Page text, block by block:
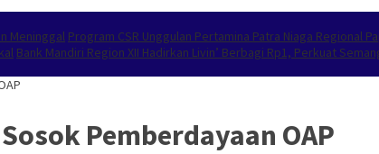
Meninggal Program CSR Unggulan Pertamina Patra Niaga Regional
Bank Mandiri Region XII Hadirkan Livin’ Berbagi Rp1, Perkuat
Pemberdayaan OAP